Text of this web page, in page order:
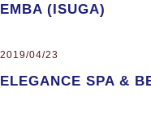
EMBA (ISUGA)
2019/04/23
ELEGANCE SPA &